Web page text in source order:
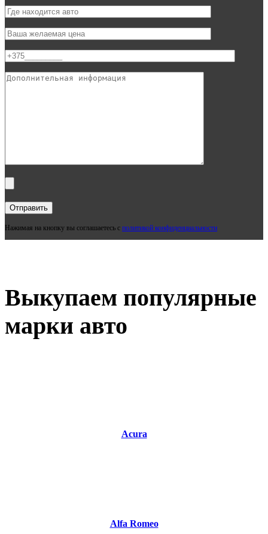
Нажимая на кнопку вы соглашаетесь с политикой конфиденциальности
Выкупаем популярные
марки авто
Acura
Alfa Romeo